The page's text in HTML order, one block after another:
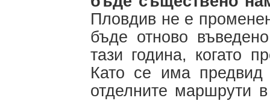
Пловдив не е
бъде отново
тази година, когато
Като се има предвид
отделните маршрути